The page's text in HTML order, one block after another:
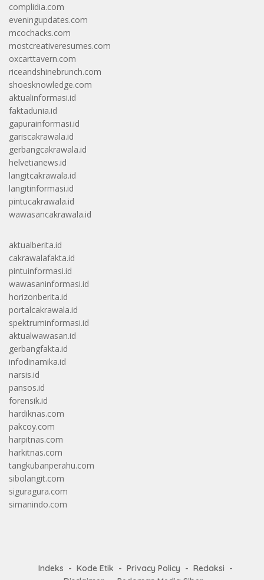
complidia.com
eveningupdates.com
mcochacks.com
mostcreativeresumes.com
oxcarttavern.com
riceandshinebrunch.com
shoesknowledge.com
aktualinformasi.id
faktadunia.id
gapurainformasi.id
gariscakrawala.id
gerbangcakrawala.id
helvetianews.id
langitcakrawala.id
langitinformasi.id
pintucakrawala.id
wawasancakrawala.id
aktualberita.id
cakrawalafakta.id
pintuinformasi.id
wawasaninformasi.id
horizonberita.id
portalcakrawala.id
spektruminformasi.id
aktualwawasan.id
gerbangfakta.id
infodinamika.id
narsis.id
pansos.id
forensik.id
hardiknas.com
pakcoy.com
harpitnas.com
harkitnas.com
tangkubanperahu.com
sibolangit.com
siguragura.com
simanindo.com
Indeks Kode Etik Privacy Policy
Redaksi